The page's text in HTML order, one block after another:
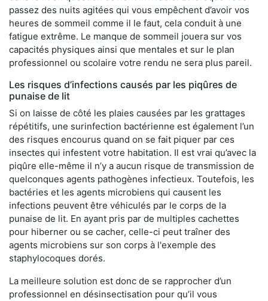
passez des nuits agitées qui vous empêchent d’avoir vos
heures de sommeil comme il le faut, cela conduit à une
fatigue extrême. Le manque de sommeil jouera sur vos
capacités physiques ainsi que mentales et sur le plan
professionnel ou scolaire votre rendu ne sera plus pareil.
Les risques d’infections causés par les piqûres de
punaise de lit
Si on laisse de côté les plaies causées par les grattages
répétitifs, une surinfection bactérienne est également l’un
des risques encourus quand on se fait piquer par ces
insectes qui infestent votre habitation. Il est vrai qu’avec la
piqûre elle-même il n’y a aucun risque de transmission de
quelconques agents pathogènes infectieux. Toutefois, les
bactéries et les agents microbiens qui causent les
infections peuvent être véhiculés par le corps de la
punaise de lit. En ayant pris par de multiples cachettes
pour hiberner ou se cacher, celle-ci peut traîner des
agents microbiens sur son corps à l'exemple des
staphylocoques dorés.
La meilleure solution est donc de se rapprocher d’un
professionnel en désinsectisation pour qu’il vous